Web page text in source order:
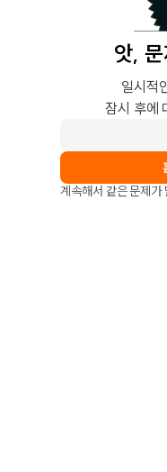
앗,
일시적
잠시 후에
계속해서 같은 문제가